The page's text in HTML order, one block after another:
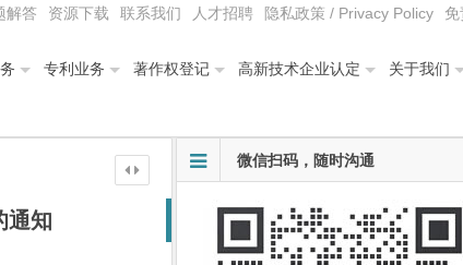
解答 资源下载 联系我们 人才招聘 隐私政策 / Privacy Policy 免
专利业务 著作权登记 高新技术企业认定 关于我们
通知
微信扫码，随时沟通